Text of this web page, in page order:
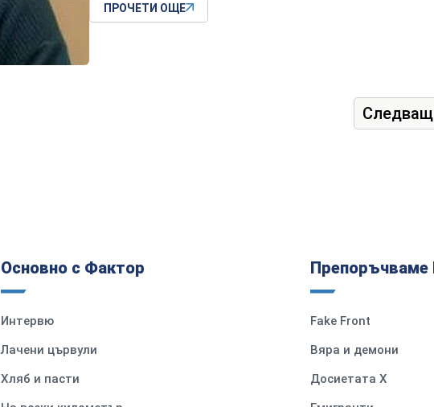
ПРОЧЕТИ ОЩЕ
Основно с Фактор
Интервю
Лачени цървули
Хляб и пасти
Препоръчваме
Fake Front
Вяра и демони
Досиетата Х